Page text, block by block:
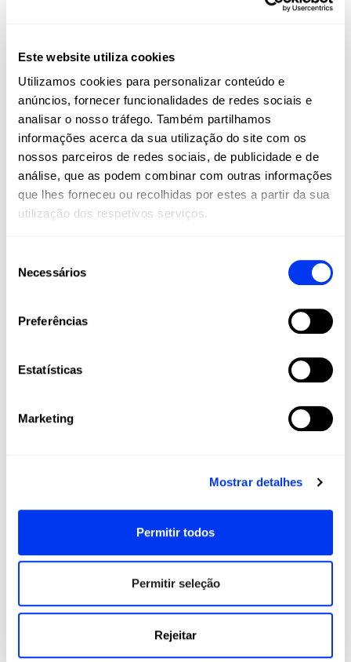
Este website utiliza cookies
Utilizamos cookies para personalizar conteúdo e
anúncios, fornecer funcionalidades de redes sociais e
analisar o nosso tráfego. Também partilhamos
informações acerca da sua utilização do site com os
nossos parceiros de redes sociais, de publicidade e de
análise, que as podem combinar com outras informações
que lhes forneceu ou recolhidas por estes a partir da sua
utilização dos respetivos serviços.
Necessários
Preferências
Estatísticas
Marketing
Mostrar detalhes
Permitir todos
Permitir seleção
Rejeitar
FIBERGLASS
Toque suave, maior conforto e excelente saída de bola em
DETAILS
Level: Advanced
Thickness:
Face: Fiberglass
Structural Reinforcement
compraram: